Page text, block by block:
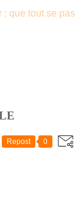
que tout se
Repost 0